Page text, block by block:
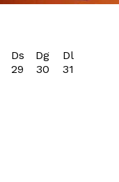
Ds
29
Dg
30
Dl
31